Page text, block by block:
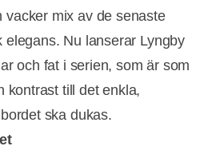
vacker mix av de senaste
elegans. Nu lanserar Lyngby
och fat i serien, som är som
kontrast till det enkla,
ska dukas.